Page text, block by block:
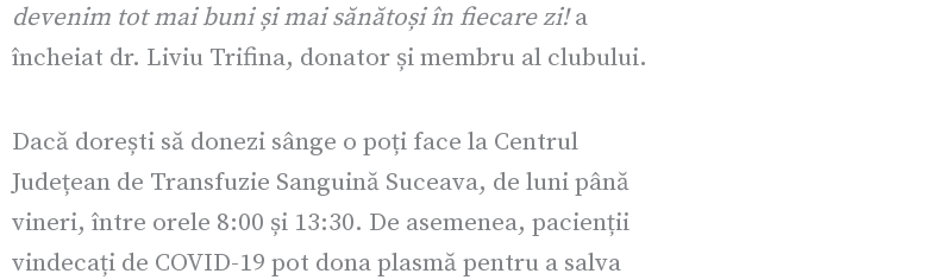
devenim tot mai buni și mai sănătoși în fiecare zi!a
încheiat dr. Liviu Trifina, donator și membru al clubului.
Dacă dorești să donezi sânge o poți face la Centrul
Județean de Transfuzie Sanguină Suceava, de luni până
vineri, între orele 8:00 și 13:30. De asemenea, pacienții
vindecați de COVID-19 pot dona plasmă pentru a salva